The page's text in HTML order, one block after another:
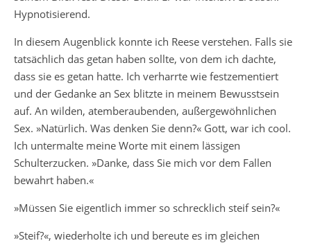
Hypnotisierend.
In diesem Augenblick konnte ich Reese verstehen. Falls sie
tatsächlich das getan haben sollte, von dem ich dachte,
dass sie es getan hatte. Ich verharrte wie festzementiert
und der Gedanke an Sex blitzte in meinem Bewusstsein
auf. An wilden, atemberaubenden, außergewöhnlichen
Sex. »Natürlich. Was denken Sie denn?« Gott, war ich cool.
Ich untermalte meine Worte mit einem lässigen
Schulterzucken. »Danke, dass Sie mich vor dem Fallen
bewahrt haben.«
»Müssen Sie eigentlich immer so schrecklich steif sein?«
»Steif?«, wiederholte ich und bereute es im gleichen